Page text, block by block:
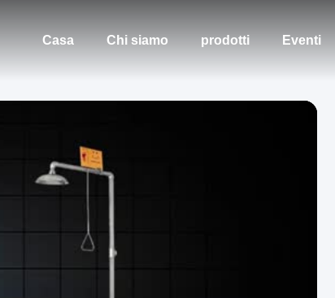
Casa Chi siamo prodotti Eventi